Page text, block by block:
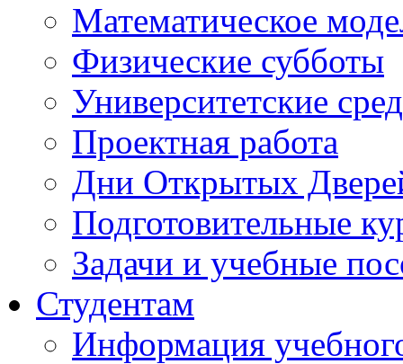
Математическое
Физические субботы
Университетские
Проектная работа
Дни Открытых
Подготовительные
Задачи и учебные
Студентам
Информация